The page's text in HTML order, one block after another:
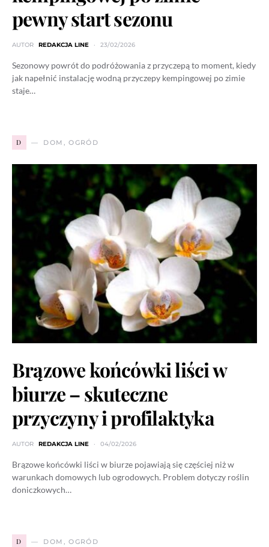
pewny start sezonu
AUTOR REDAKCJA LINE 23/02/2026
Sezonowy powrót do podróżowania z przyczepą to moment, kiedy
jak napełnić instalację wodną przyczepy kempingowej po zimie
staje…
D DOM, OGRÓD
Brązowe końcówki liści w
biurze – skuteczne
przyczyny i profilaktyka
AUTOR REDAKCJA LINE 04/02/2026
Brązowe końcówki liści w biurze pojawiają się częściej niż w
warunkach domowych lub ogrodowych. Problem dotyczy roślin
doniczkowych…
D DOM, OGRÓD